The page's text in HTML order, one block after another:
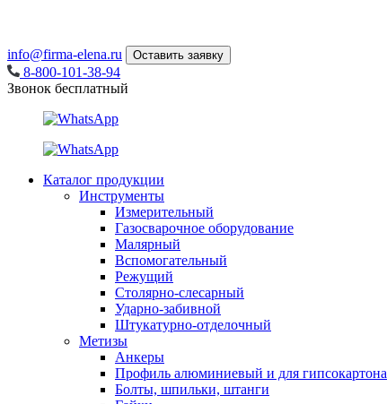
info@firma-elena.ru Оставить заявку
8-800-101-38-94
Звонок бесплатный
Каталог продукции
Инструменты
Измерительный
Газосварочное оборудование
Малярный
Вспомогательный
Режущий
Столярно-слесарный
Ударно-забивной
Штукатурно-отделочный
Метизы
Анкеры
Профиль алюминиевый и для гипсокартона
Болты, шпильки, штанги